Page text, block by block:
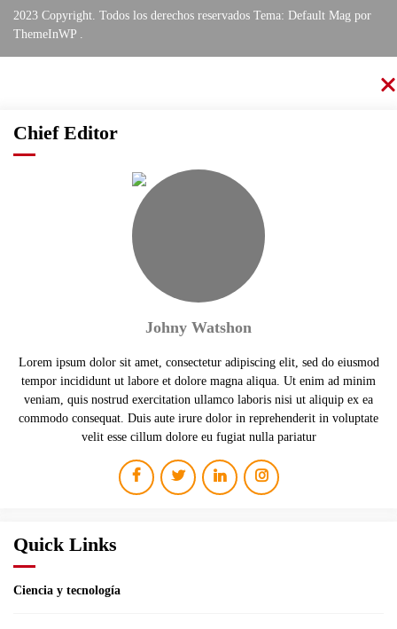
2023 Copyright. Todos los derechos reservados Tema: Default Mag por
ThemeInWP
Chief Editor
Johny Watshon
Lorem ipsum dolor sit amet, consectetur adipiscing elit, sed do eiusmod
tempor incididunt ut labore et dolore magna aliqua. Ut enim ad minim
veniam, quis nostrud exercitation ullamco laboris nisi ut aliquip ex ea
commodo consequat. Duis aute irure dolor in reprehenderit in voluptate
velit esse cillum dolore eu fugiat nulla pariatur
Quick Links
Ciencia y tecnología